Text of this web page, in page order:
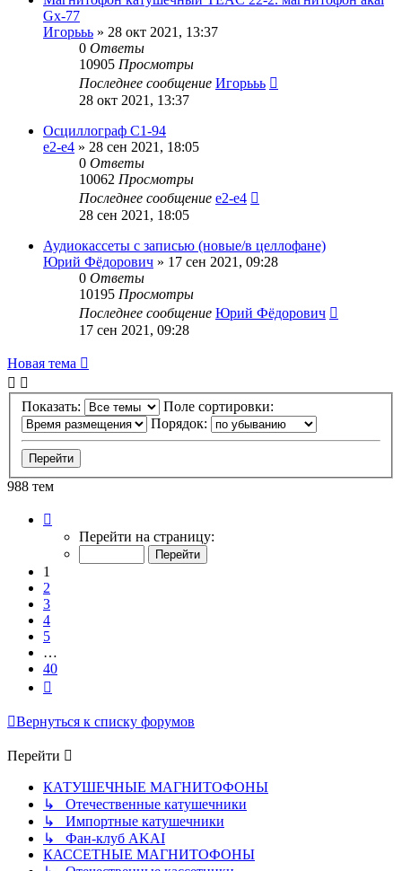
Gx-77
Игорььь » 28 окт 2021, 13:37
0 Ответы
10905 Просмотры
Последнее сообщение Игорььь
28 окт 2021, 13:37
Осциллограф С1-94
e2-e4 » 28 сен 2021, 18:05
0 Ответы
10062 Просмотры
Последнее сообщение e2-e4
28 сен 2021, 18:05
Аудиокассеты с записью (новые/в целлофане)
Юрий Фёдорович » 17 сен 2021, 09:28
0 Ответы
10195 Просмотры
Последнее сообщение Юрий Фёдорович
17 сен 2021, 09:28
Новая тема
Показать:
Поле сортировки:
Порядок:
988 тем
Перейти на страницу:
1
2
3
4
5
…
40
Вернуться к списку форумов
Перейти
КАТУШЕЧНЫЕ МАГНИТОФОНЫ
↳ Отечественные катушечники
↳ Импортные катушечники
↳ Фан-клуб AKAI
КАССЕТНЫЕ МАГНИТОФОНЫ